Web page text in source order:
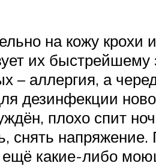
на кожу крохи
их
– аллергия, а
дезинфекции
плохо спит
снять
ещё какие-либо